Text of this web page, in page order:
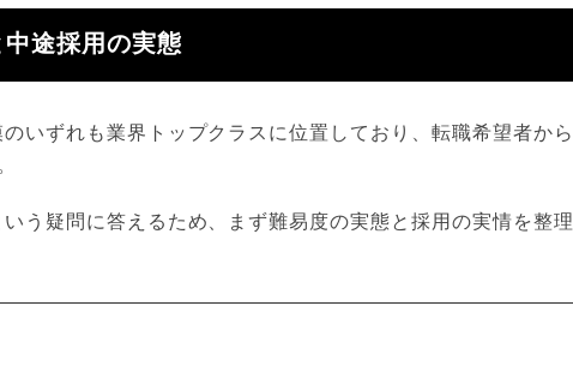
途採用の実態
いずれも業界トップクラスに位置しており、転職希望者から
う疑問に答えるため、まず難易度の実態と採用の実情を整理